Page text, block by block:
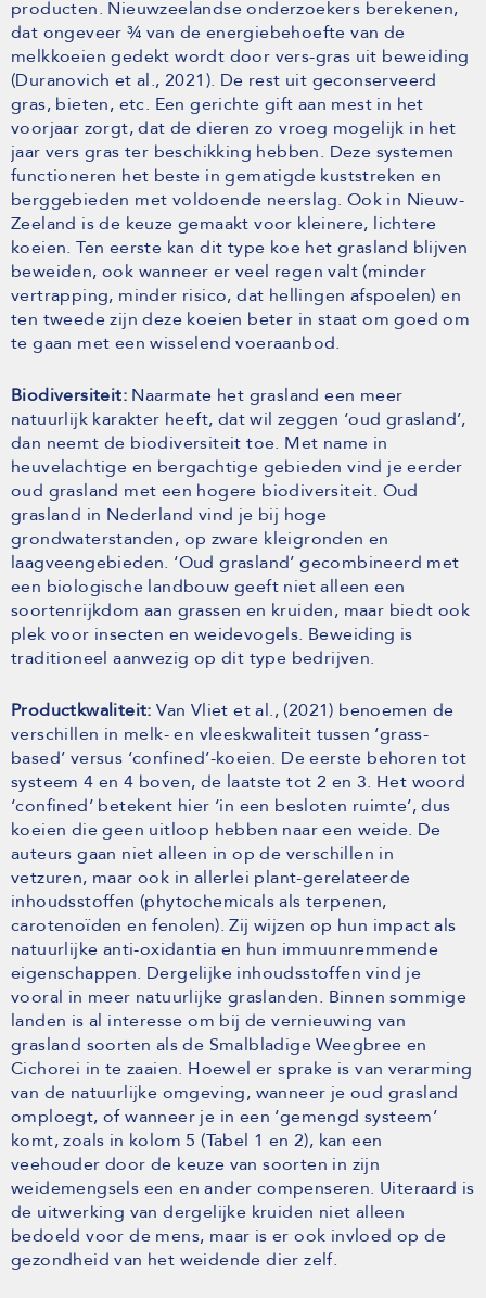
producten. Nieuwzeelandse onderzoekers berekenen,
dat ongeveer ¾ van de energiebehoefte van de
melkkoeien gedekt wordt door vers-gras uit beweiding
(Duranovich et al., 2021). De rest uit geconserveerd
gras, bieten, etc. Een gerichte gift aan mest in het
voorjaar zorgt, dat de dieren zo vroeg mogelijk in het
jaar vers gras ter beschikking hebben. Deze systemen
functioneren het beste in gematigde kuststreken en
berggebieden met voldoende neerslag. Ook in Nieuw-
Zeeland is de keuze gemaakt voor kleinere, lichtere
koeien. Ten eerste kan dit type koe het grasland blijven
beweiden, ook wanneer er veel regen valt (minder
vertrapping, minder risico, dat hellingen afspoelen) en
ten tweede zijn deze koeien beter in staat om goed om
te gaan met een wisselend voeraanbod.
Biodiversiteit: Naarmate het grasland een meer
natuurlijk karakter heeft, dat wil zeggen ‘oud grasland’,
dan neemt de biodiversiteit toe. Met name in
heuvelachtige en bergachtige gebieden vind je eerder
oud grasland met een hogere biodiversiteit. Oud
grasland in Nederland vind je bij hoge
grondwaterstanden, op zware kleigronden en
laagveengebieden. ‘Oud grasland’ gecombineerd met
een biologische landbouw geeft niet alleen een
soortenrijkdom aan grassen en kruiden, maar biedt ook
plek voor insecten en weidevogels. Beweiding is
traditioneel aanwezig op dit type bedrijven.
Productkwaliteit: Van Vliet et al., (2021) benoemen de
verschillen in melk- en vleeskwaliteit tussen ‘grass-
based’ versus ‘confined’-koeien. De eerste behoren tot
systeem 4 en 4 boven, de laatste tot 2 en 3. Het woord
‘confined’ betekent hier ‘in een besloten ruimte’, dus
koeien die geen uitloop hebben naar een weide. De
auteurs gaan niet alleen in op de verschillen in
vetzuren, maar ook in allerlei plant-gerelateerde
inhoudsstoffen (phytochemicals als terpenen,
carotenoïden en fenolen). Zij wijzen op hun impact als
natuurlijke anti-oxidantia en hun immuunremmende
eigenschappen. Dergelijke inhoudsstoffen vind je
vooral in meer natuurlijke graslanden. Binnen sommige
landen is al interesse om bij de vernieuwing van
grasland soorten als de Smalbladige Weegbree en
Cichorei in te zaaien. Hoewel er sprake is van verarming
van de natuurlijke omgeving, wanneer je oud grasland
omploegt, of wanneer je in een ‘gemengd systeem’
komt, zoals in kolom 5 (Tabel 1 en 2), kan een
veehouder door de keuze van soorten in zijn
weidemengsels een en ander compenseren. Uiteraard is
de uitwerking van dergelijke kruiden niet alleen
bedoeld voor de mens, maar is er ook invloed op de
gezondheid van het weidende dier zelf.